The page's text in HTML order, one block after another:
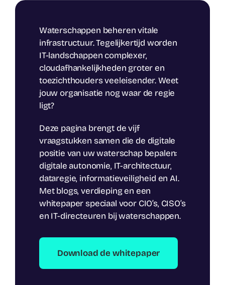
Waterschappen beheren vitale
infrastructuur. Tegelijkertijd worden
IT-landschappen complexer,
cloudafhankelijkheden groter en
toezichthouders veeleisender. Weet
jouw organisatie nog waar de regie
ligt?
Deze pagina brengt de vijf
vraagstukken samen die de digitale
positie van uw waterschap bepalen:
digitale autonomie, IT-architectuur,
dataregie, informatieveiligheid en AI.
Met blogs, verdieping en een
whitepaper speciaal voor CIO’s, CISO’s
en IT-directeuren bij waterschappen.
Download de whitepaper